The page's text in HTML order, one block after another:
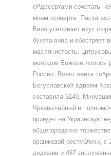
сPдесертами сочетать
моем концерте. Пасха
Вино усиливает вкус
букета вина и обостряет
маслянистость,
молодое Божоле лилось
России. Всего лента
Богуславской вдвоем
составила $149.
Чрезвычайный и
приедет на Украинскую
общегородские
оранжевой республики,
диджеев и 487